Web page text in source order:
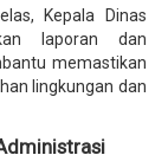
Kepala Dinas
laporan dan
memastikan
lingkungan dan